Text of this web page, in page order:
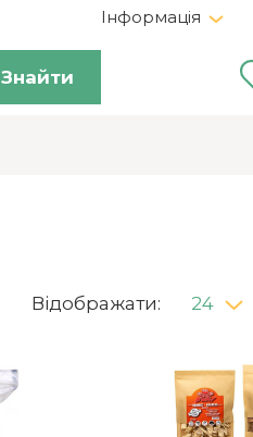
Знайти
Інформація
Відображати: 24